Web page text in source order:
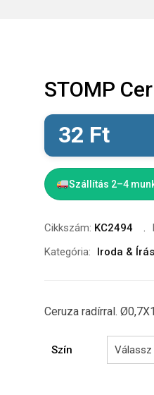
STOMP
32 Ft
Szállítás 2–4
Cikkszám: KC2494
Kategória:
Iroda & Írás
Ceruza radírral.
Szín